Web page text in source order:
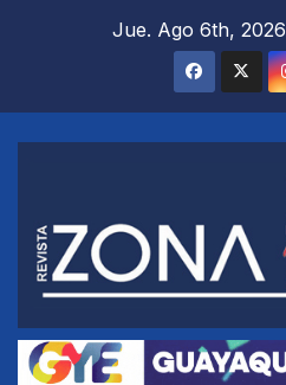
Jue. Ago 6th, 2026